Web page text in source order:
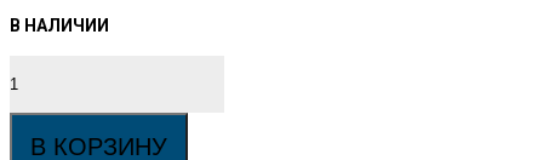
товара
Завертка
ADDEN
В КОРЗИНУ